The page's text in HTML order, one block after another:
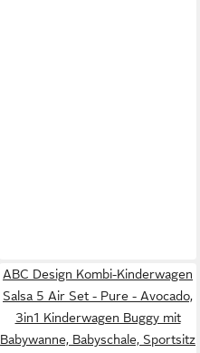
ABC Design Kombi-Kinderwagen
Salsa 5 Air Set - Pure - Avocado,
3in1 Kinderwagen Buggy mit
Babywanne, Babyschale, Sportsitz